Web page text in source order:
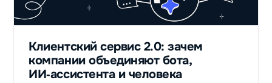
Клиентский сервис 2.0: зачем
компании объединяют бота,
ИИ‑ассистента и человека